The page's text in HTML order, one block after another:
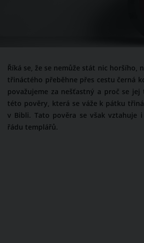
Říká se, že se nemůže stát nic horšího,
třináctého přeběhne přes cestu černá
považujeme za nešťastný a proč se jej
této pověry, která se váže k pátku
v Bibli. Tato pověra se však vztahuje
řádu templářů.